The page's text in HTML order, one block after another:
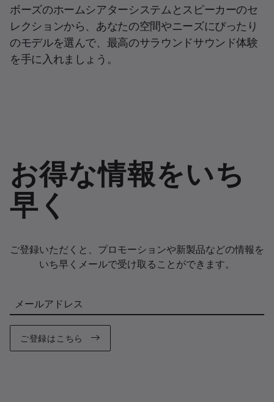
ボーズのホームシアターシステムとスピーカーのセ
レクションから、あなたの空間やニーズにぴったり
のモデルを選んで、最高のサラウンドサウンド体験
を手に入れましょう。
お得な情報をいち
早く
ご登録いただくと、プロモーションや新製品などの情報を
いち早くメールで受け取ることができます。
メールアドレス
ご登録はこちら